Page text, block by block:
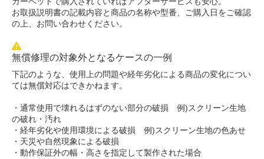
お取扱説明書の記載内容と商品の名称や型番、ご購入日をご確認
の上、お問い合わせください。
無償修理の対象外となるケースの一例
下記のような、使用上の問題や経年劣化による商品の変化につい
ては無償対応はできかねます。
・通常使用で壊れるはずのない部分の破損 例)スクリーン生地
の破れ・汚れ
・経年劣化や使用環境による破損 例)スクリーン生地の色あせ
・天災や自然現象による破損
・動作保証外の幅・高さを指定して製作された場合